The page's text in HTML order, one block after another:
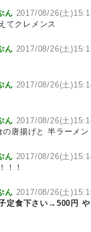
ん 2017/08/26(土
てクレメンス
ん 2017/08/26(土
ん 2017/08/26(土
ん 2017/08/26(土
唐揚げと 半ラーメン
ん 2017/08/26(土
！！
ん 2017/08/26(土
定食下さい→500円